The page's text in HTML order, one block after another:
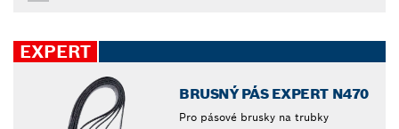
EXPERT
BRUSNÝ PÁS EXPERT N470
Pro pásové brusky na trubky